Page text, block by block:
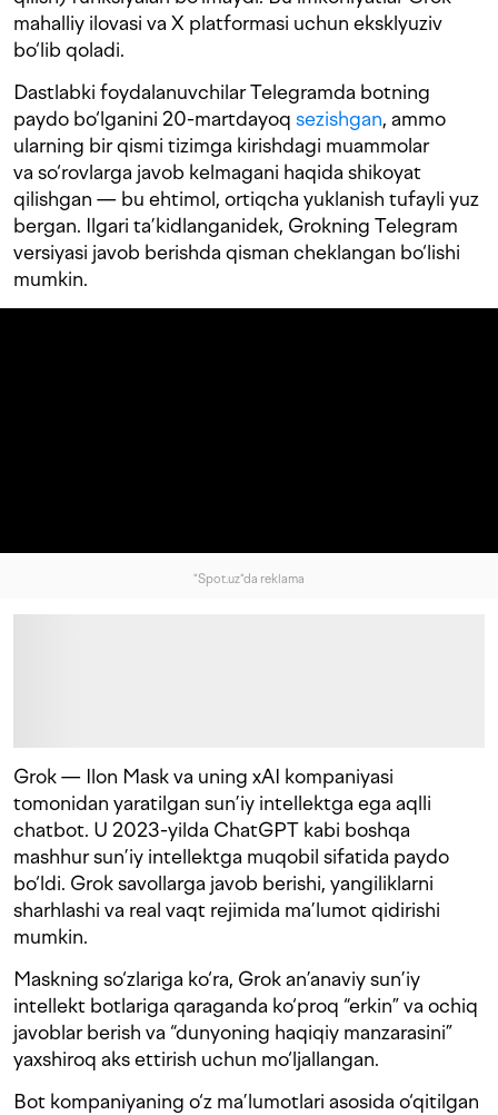
mahalliy ilovasi va X platformasi uchun eksklyuziv
bo‘lib qoladi.
Dastlabki foydalanuvchilar Telegramda botning
paydo bo‘lganini 20-martdayoq sezishgan, ammo
ularning bir qismi tizimga kirishdagi muammolar
va so‘rovlarga javob kelmagani haqida shikoyat
qilishgan — bu ehtimol, ortiqcha yuklanish tufayli yuz
bergan. Ilgari ta’kidlanganidek, Grokning Telegram
versiyasi javob berishda qisman cheklangan bo‘lishi
mumkin.
"Spot.uz"da reklama
Grok — Ilon Mask va uning xAI kompaniyasi
tomonidan yaratilgan sun’iy intellektga ega aqlli
chatbot. U 2023-yilda ChatGPT kabi boshqa
mashhur sun’iy intellektga muqobil sifatida paydo
bo‘ldi. Grok savollarga javob berishi, yangiliklarni
sharhlashi va real vaqt rejimida ma’lumot qidirishi
mumkin.
Maskning so‘zlariga ko‘ra, Grok an’anaviy sun’iy
intellekt botlariga qaraganda ko‘proq “erkin” va ochiq
javoblar berish va “dunyoning haqiqiy manzarasini”
yaxshiroq aks ettirish uchun mo‘ljallangan.
Bot kompaniyaning o‘z ma’lumotlari asosida o‘qitilgan